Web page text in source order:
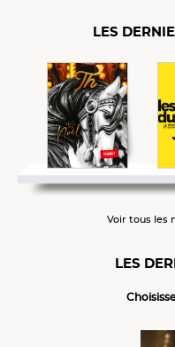
LES
Voir tous les
LES